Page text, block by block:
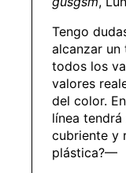
Tengo
alcanzar un
todos los
valores
del color.
línea
cubriente y
plástica?—